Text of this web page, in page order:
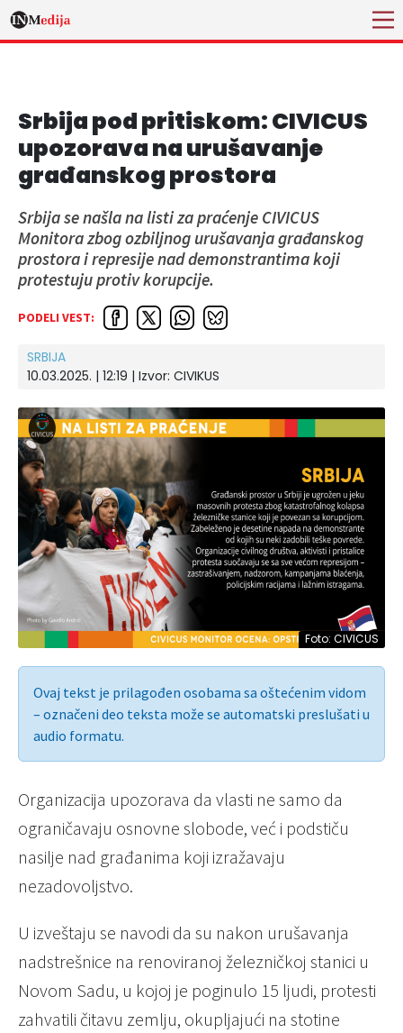
Srbija pod pritiskom: CIVICUS
upozorava na urušavanje
građanskog prostora
Srbija se našla na listi za praćenje CIVICUS
Monitora zbog ozbiljnog urušavanja građanskog
prostora i represije nad demonstrantima koji
protestuju protiv korupcije.
PODELI VEST:
SRBIJA
10.03.2025. | 12:19 | Izvor: CIVIKUS
Foto: CIVICUS
Ovaj tekst je prilagođen osobama sa oštećenim vidom
– označeni deo teksta može se automatski preslušati u
audio formatu.
Organizacija upozorava da vlasti ne samo da
ograničavaju osnovne slobode, već i podstiču
nasilje nad građanima koji izražavaju
nezadovoljstvo.
U izveštaju se navodi da su nakon urušavanja
nadstrešnice na renoviranoj železničkoj stanici u
Novom Sadu, u kojoj je poginulo 15 ljudi, protesti
zahvatili čitavu zemlju, okupljajući na stotine